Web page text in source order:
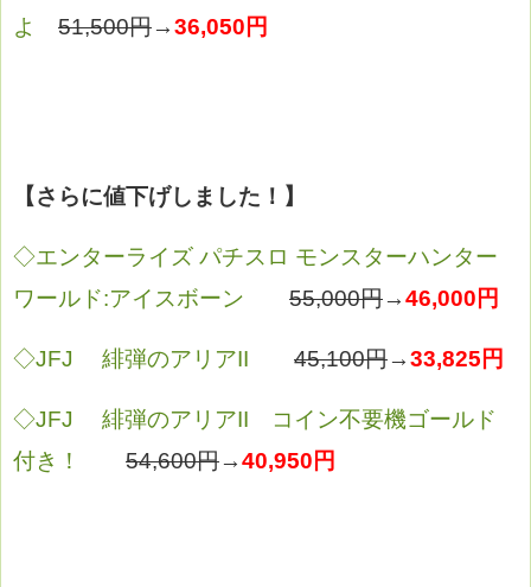
よ
51,500円→36,050円
【さらに値下げしました！】
◇エンターライズ パチスロ モンスターハンター
ワールド:アイスボーン
55,000円→46,000円
◇JFJ 緋弾のアリアII 45,100円→33,825円
◇JFJ 緋弾のアリアII コイン不要機ゴールド
付き！
54,600円→40,950円